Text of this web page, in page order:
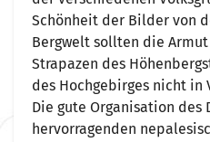
Schönheit der Bilder von
Bergwelt sollten die
Strapazen des
des Hochgebirges nicht in
Die gute Organisation des
hervorragenden